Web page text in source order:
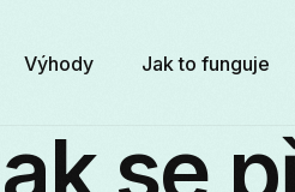
Výhody Jak to funguje
se